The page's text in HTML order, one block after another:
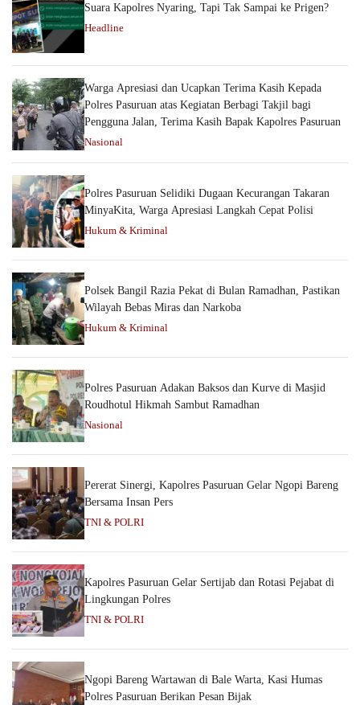
Suara Kapolres Nyaring, Tapi Tak Sampai ke Prigen?
Headline
Warga Apresiasi dan Ucapkan Terima Kasih Kepada
Polres Pasuruan atas Kegiatan Berbagi Takjil bagi
Pengguna Jalan, Terima Kasih Bapak Kapolres Pasuruan
Nasional
Polres Pasuruan Selidiki Dugaan Kecurangan Takaran
MinyaKita, Warga Apresiasi Langkah Cepat Polisi
Hukum & Kriminal
Polsek Bangil Razia Pekat di Bulan Ramadhan, Pastikan
Wilayah Bebas Miras dan Narkoba
Hukum & Kriminal
Polres Pasuruan Adakan Baksos dan Kurve di Masjid
Roudhotul Hikmah Sambut Ramadhan
Nasional
Pererat Sinergi, Kapolres Pasuruan Gelar Ngopi Bareng
Bersama Insan Pers
TNI & POLRI
Kapolres Pasuruan Gelar Sertijab dan Rotasi Pejabat di
Lingkungan Polres
TNI & POLRI
Ngopi Bareng Wartawan di Bale Warta, Kasi Humas
Polres Pasuruan Berikan Pesan Bijak